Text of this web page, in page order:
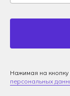
Нажимая на кнопку
персональных